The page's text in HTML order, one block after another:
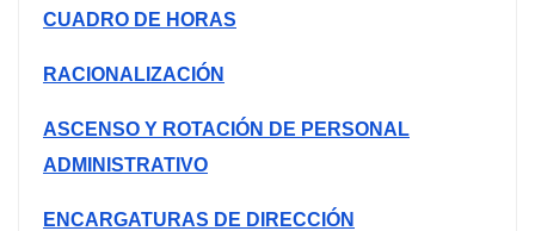
CUADRO DE HORAS
RACIONALIZACIÓN
ASCENSO Y ROTACIÓN DE PERSONAL
ADMINISTRATIVO
ENCARGATURAS DE DIRECCIÓN